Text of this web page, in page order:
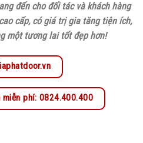
đến cho đối tác và khách hàng
cấp, có giá trị gia tăng tiện ích,
một tương lai tốt đẹp hơn!
phí: 0824.400.400